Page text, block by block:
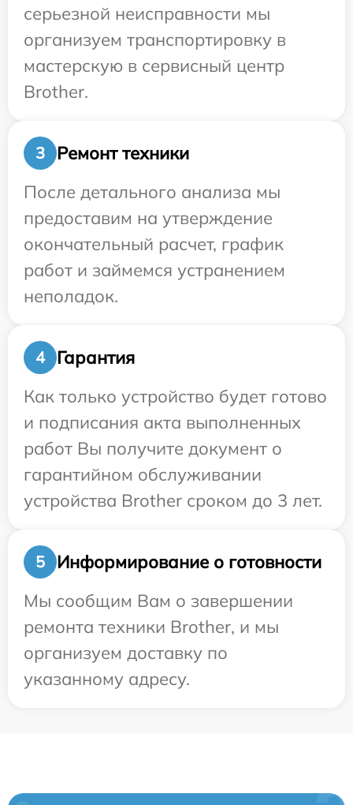
серьезной неисправности мы
организуем транспортировку в
мастерскую в сервисный центр
Brother.
3
Ремонт техники
После детального анализа мы
предоставим на утверждение
окончательный расчет, график
работ и займемся устранением
неполадок.
4
Гарантия
Как только устройство будет готово
и подписания акта выполненных
работ Вы получите документ о
гарантийном обслуживании
устройства Brother сроком до 3 лет.
5
Информирование о готовности
Мы сообщим Вам о завершении
ремонта техники Brother, и мы
организуем доставку по
указанному адресу.